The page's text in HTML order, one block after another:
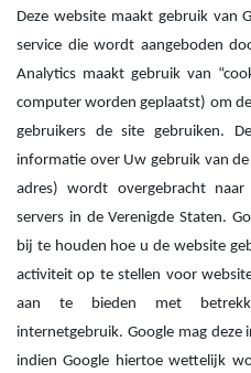
Deze website maakt gebruik van
service die wordt aangeboden
Analytics maakt gebruik van
computer worden geplaatst) om
gebruikers de site gebruiken.
informatie over Uw gebruik van
adres) wordt overgebracht
servers in de Verenigde Staten.
bij te houden hoe u de website
activiteit op te stellen voor
aan te bieden met
internetgebruik. Google mag
indien Google hiertoe wettelijk